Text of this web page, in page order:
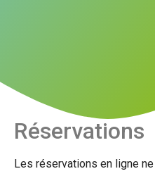
Réservations
Les réservations en ligne